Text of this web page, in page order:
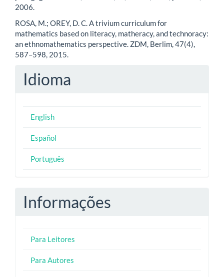
2006.
ROSA, M.; OREY, D. C. A trivium curriculum for
mathematics based on literacy, matheracy, and technoracy:
an ethnomathematics perspective. ZDM, Berlim, 47(4),
587–598, 2015.
Idioma
English
Español
Português
Informações
Para Leitores
Para Autores